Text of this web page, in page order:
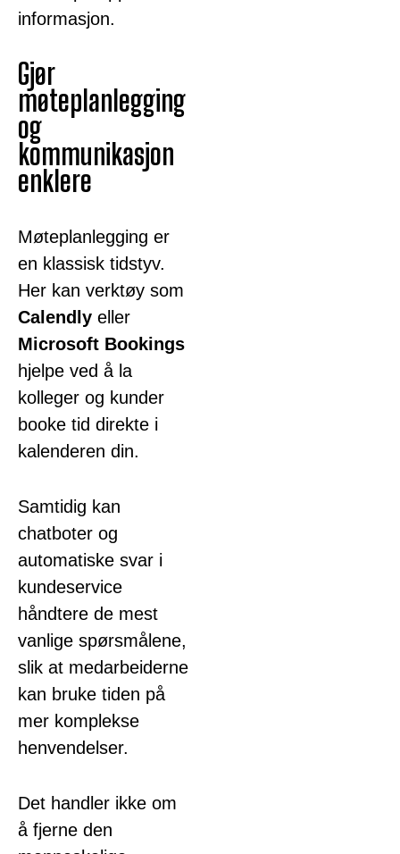
informasjon.
Gjør
møteplanlegging
og
kommunikasjon
enklere
Møteplanlegging er
en klassisk tidstyv.
Her kan verktøy som
Calendly eller
Microsoft Bookings
hjelpe ved å la
kolleger og kunder
booke tid direkte i
kalenderen din.
Samtidig kan
chatboter og
automatiske svar i
kundeservice
håndtere de mest
vanlige spørsmålene,
slik at medarbeiderne
kan bruke tiden på
mer komplekse
henvendelser.
Det handler ikke om
å fjerne den